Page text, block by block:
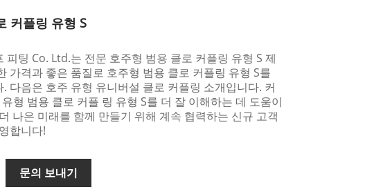
커플링 유형 S
피팅 Co. Ltd.는 전문 호주형 범용 클로 커플링 유형 S 제
가격과 좋은 품질로 호주형 범용 클로 커플링 유형 S를
다음은 호주 유형 유니버설 클로 커플링 소개입니다. 커
형 범용 클로 커플 링 유형 S를 더 잘 이해하는 데 도움이
나은 미래를 함께 만들기 위해 계속 협력하는 신규 고객
합니다!
문의 보내기